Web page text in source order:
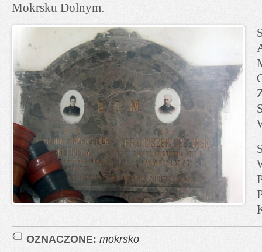
Mokrsku Dolnym.
OZNACZONE: mokrsko